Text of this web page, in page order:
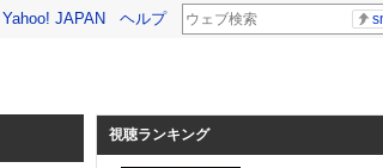
Yahoo! JAPAN ヘルプ
視聴ランキング